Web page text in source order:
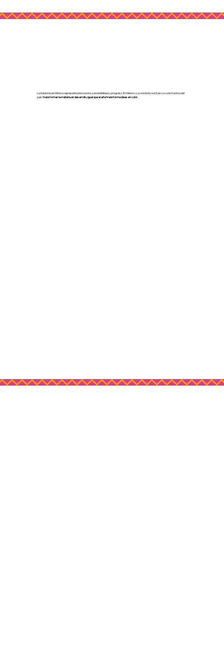
La industria en México representa innovación, sostenibilidad y progreso. En México y yo simboliza la fuerza constructiva del
país:transformar la materia en desarrollo, igual que el arte transforma ideas en color.